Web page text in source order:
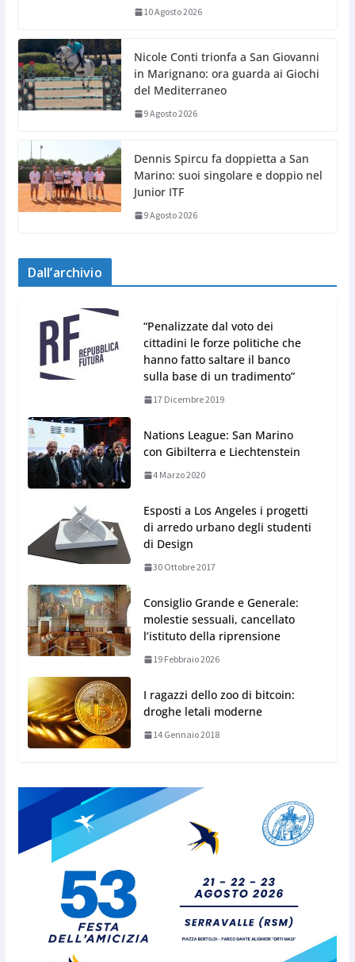
10 Agosto 2026
Nicole Conti trionfa a San Giovanni
in Marignano: ora guarda ai Giochi
del Mediterraneo
9 Agosto 2026
Dennis Spircu fa doppietta a San
Marino: suoi singolare e doppio nel
Junior ITF
9 Agosto 2026
Dall’archivio
“Penalizzate dal voto dei
cittadini le forze politiche che
hanno fatto saltare il banco
sulla base di un tradimento”
17 Dicembre 2019
Nations League: San Marino
con Gibilterra e Liechtenstein
4 Marzo 2020
Esposti a Los Angeles i progetti
di arredo urbano degli studenti
di Design
30 Ottobre 2017
Consiglio Grande e Generale:
molestie sessuali, cancellato
l’istituto della riprensione
19 Febbraio 2026
I ragazzi dello zoo di bitcoin:
droghe letali moderne
14 Gennaio 2018